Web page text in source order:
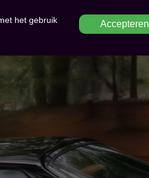
SAAB OCCASIONS
het gebruik
Accepteren